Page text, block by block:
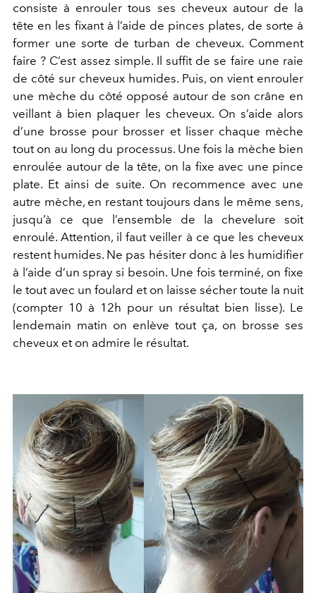
consiste à enrouler tous ses cheveux autour de la
tête en les fixant à l’aide de pinces plates, de sorte à
former une sorte de turban de cheveux. Comment
faire ? C’est assez simple. Il suffit de se faire une raie
de côté sur cheveux humides. Puis, on vient enrouler
une mèche du côté opposé autour de son crâne en
veillant à bien plaquer les cheveux. On s’aide alors
d’une brosse pour brosser et lisser chaque mèche
tout on au long du processus. Une fois la mèche bien
enroulée autour de la tête, on la fixe avec une pince
plate. Et ainsi de suite. On recommence avec une
autre mèche, en restant toujours dans le même sens,
jusqu’à ce que l’ensemble de la chevelure soit
enroulé. Attention, il faut veiller à ce que les cheveux
restent humides. Ne pas hésiter donc à les humidifier
à l’aide d’un spray si besoin. Une fois terminé, on fixe
le tout avec un foulard et on laisse sécher toute la nuit
(compter 10 à 12h pour un résultat bien lisse). Le
lendemain matin on enlève tout ça, on brosse ses
cheveux et on admire le résultat.